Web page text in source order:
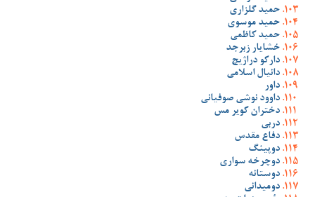
حمید گلزاری
حمید موسوی
حمید کاظمی
خشایار زبرجد
دارکو دراژیچ
دانیال اسلامی
داور
داوود نوشی صوفیانی
دختران کویر مس
دربی
دفاع مقدس
دوپینگ
دوچرخه سواری
دوستانه
دومیدانی